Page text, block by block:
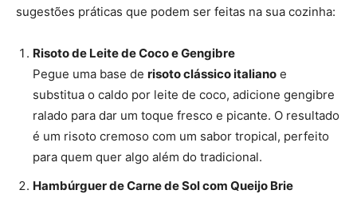
sugestões práticas que podem ser feitas na sua cozinha:
Risoto de Leite de Coco e Gengibre
Pegue uma base de risoto clássico italiano e
substitua o caldo por leite de coco, adicione gengibre
ralado para dar um toque fresco e picante. O resultado
é um risoto cremoso com um sabor tropical, perfeito
para quem quer algo além do tradicional.
Hambúrguer de Carne de Sol com Queijo Brie